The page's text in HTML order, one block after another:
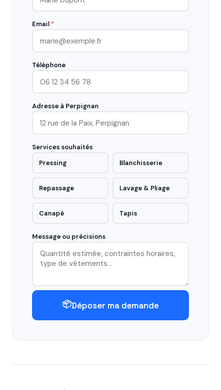
Email *
Téléphone
Adresse à Perpignan
Services souhaités
Pressing
Blanchisserie
Repassage Lavage & Pliage
Canapé Tapis
Message ou précisions
📦Déposer ma demande